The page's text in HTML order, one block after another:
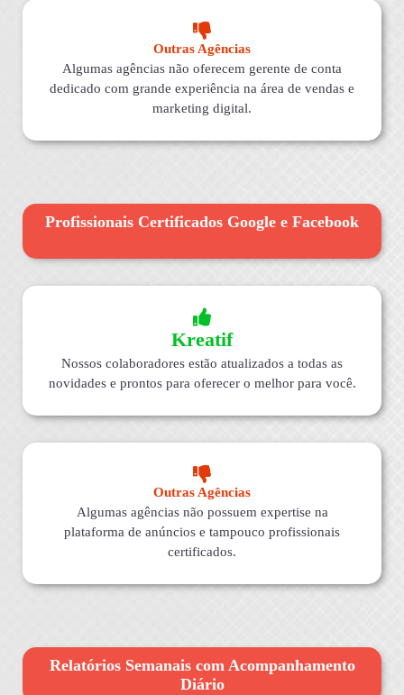
Outras Agências
Algumas agências não oferecem gerente de conta
dedicado com grande experiência na área de vendas e
marketing digital.
Profissionais Certificados Google e Facebook
Kreatif
Nossos colaboradores estão atualizados a todas as
novidades e prontos para oferecer o melhor para você.
Outras Agências
Algumas agências não possuem expertise na
plataforma de anúncios e tampouco profissionais
certificados.
Relatórios Semanais com Acompanhamento
Diário